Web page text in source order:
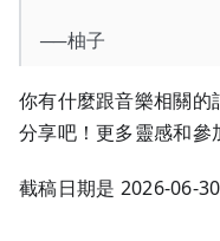
──柚子
你有什麼跟音樂相關的
分享吧！更多靈感和參
截稿日期是 2026-06-